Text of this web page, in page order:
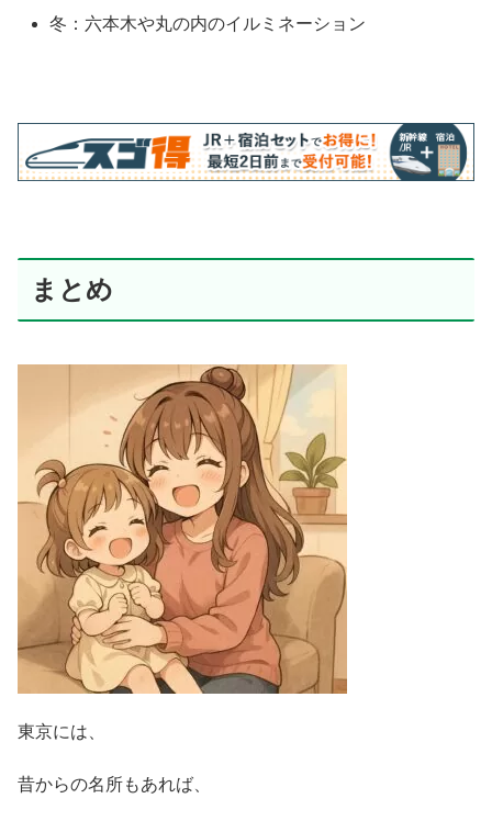
冬：六本木や丸の内のイルミネーション
まとめ
東京には、
昔からの名所もあれば、